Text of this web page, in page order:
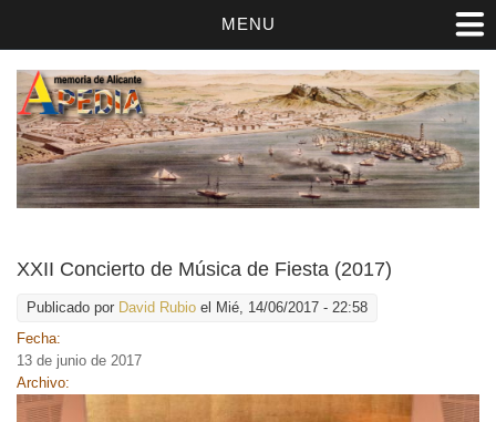
MENU
XXII Concierto de Música de Fiesta (2017)
Publicado por David Rubio el Mié, 14/06/2017 - 22:58
Fecha:
13 de junio de 2017
Archivo: